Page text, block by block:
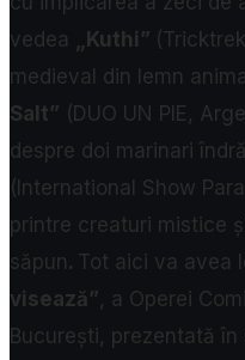
vedea „Kuthi”
medieval din lemn
Salt” (DUO UN PIE,
despre doi marinari
(International Show
printre creaturi mistice
săpun. Tot aici va avea
visează”, a Operei
București, prezentată